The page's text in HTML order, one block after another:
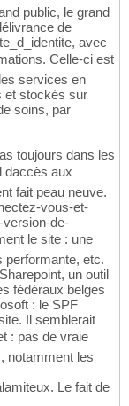
public, le grand
de
avec
Celle-ci est
services en
et stockés sur
soins, par
toujours dans les
aux
fait peau neuve.
vous-et-
version-de-
le site : une
performante, etc.
un outil
fédéraux belges
: le SPF
Il semblerait
: pas de vraie
notamment les
Le fait de